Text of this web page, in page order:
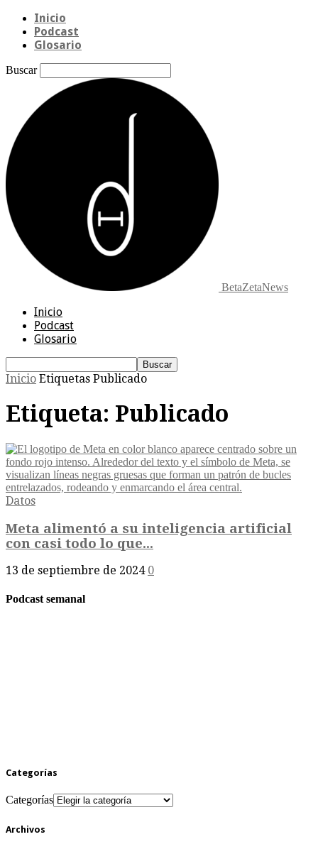
Inicio
Podcast
Glosario
Buscar
BetaZetaNews
Inicio
Podcast
Glosario
Inicio Etiquetas Publicado
Etiqueta: Publicado
Datos
Meta alimentó a su inteligencia artificial
con casi todo lo que...
13 de septiembre de 2024 0
Podcast semanal
Categorías
Categorías
Archivos